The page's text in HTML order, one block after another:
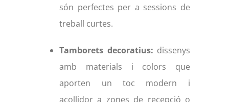
són perfectes per a sessions de
treball curtes.
Tamborets decoratius: dissenys
amb materials i colors que
aporten un toc modern i
acollidor a zones de recepció o